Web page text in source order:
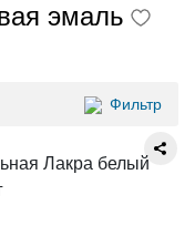
эмаль
Фильтр